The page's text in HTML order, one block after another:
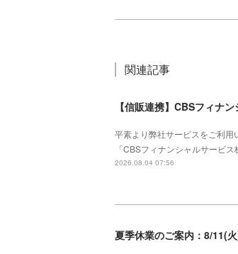
関連記事
【信販連携】CBSフィナ
平素より弊社サービスをご利
「CBSフィナンシャルサービ
2026.08.04 07:56
夏季休業のご案内：8/11(